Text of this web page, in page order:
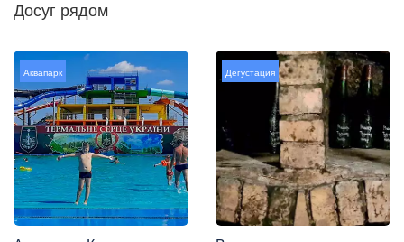
Досуг рядом
Аквапарк Дегустация